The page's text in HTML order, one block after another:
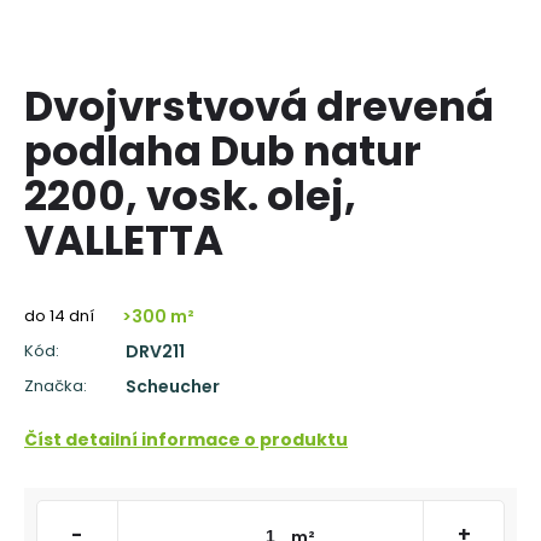
Dvojvrstvová drevená
podlaha Dub natur
2200, vosk. olej,
VALLETTA
do 14 dní >300 m²
Kód: DRV211
Značka: Scheucher
Číst detailní informace o produktu
s
ť
?
O
p